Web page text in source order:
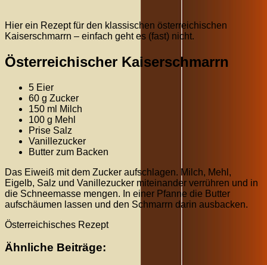
Hier ein Rezept für den klassischen österreichischen
Kaiserschmarrn – einfach geht es (fast) nicht.
Österreichischer Kaiserschmarrn
5 Eier
60 g Zucker
150 ml Milch
100 g Mehl
Prise Salz
Vanillezucker
Butter zum Backen
Das Eiweiß mit dem Zucker aufschlagen. Milch, Mehl,
Eigelb, Salz und Vanillezucker miteinander verrühren und in
die Schneemasse mengen. In einer Pfanne die Butter
aufschäumen lassen und den Schmarrn darin ausbacken.
Österreichisches Rezept
Ähnliche Beiträge: